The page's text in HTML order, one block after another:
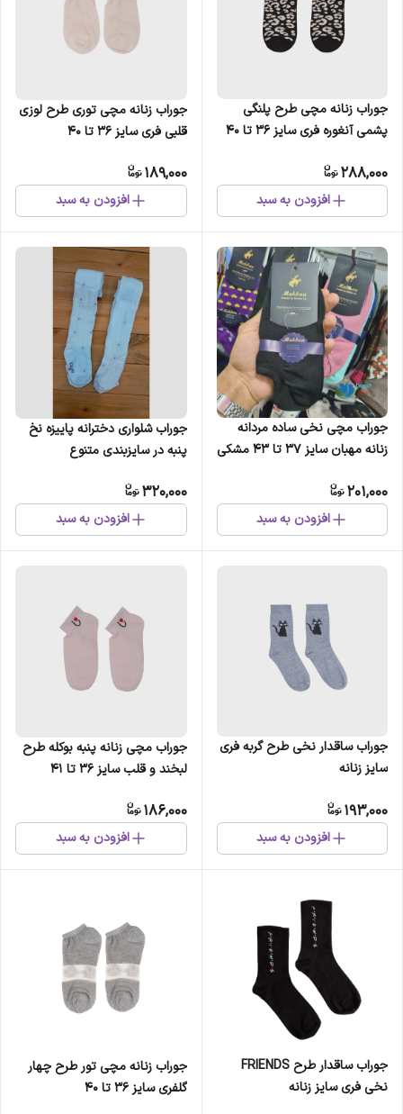
جوراب زنانه مچی طرح پلنگی
پشمی آنغوره فری سایز 36 تا 40
288,000
افزودن به سبد
جوراب زنانه مچی توری طرح لوزی
قلبی فری سایز 36 تا 40
189,000
افزودن به سبد
جوراب مچی نخی ساده مردانه
زنانه مهبان سایز 37 تا 43 مشکی
201,000
افزودن به سبد
جوراب شلواری دخترانه پاییزه نخ
پنبه در سایزبندی متنوع
320,000
افزودن به سبد
جوراب ساقدار نخی طرح گربه فری
سایز زنانه
193,000
افزودن به سبد
جوراب مچی زنانه پنبه بوکله طرح
لبخند و قلب سایز 36 تا 41
186,000
افزودن به سبد
جوراب ساقدار طرح FRIENDS
نخی فری سایز زنانه
جوراب زنانه مچی تور طرح چهار
گلفری سایز 36 تا 40